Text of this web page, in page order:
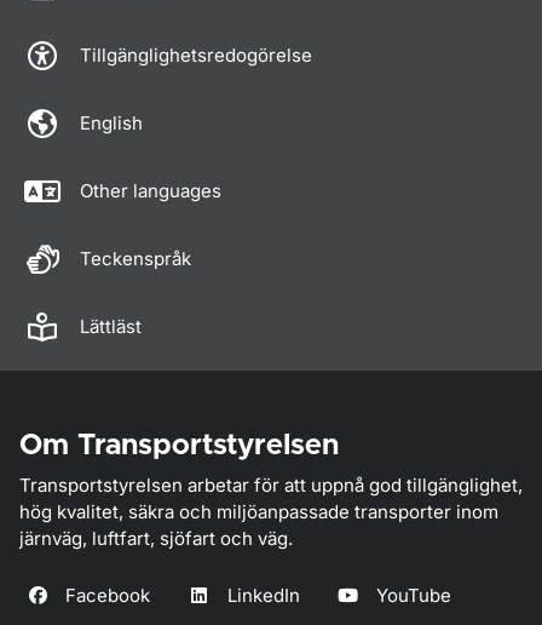
Tillgänglighetsredogörelse
English
Other languages
Teckenspråk
Lättläst
Om Transportstyrelsen
Transportstyrelsen arbetar för att uppnå god tillgänglighet,
hög kvalitet, säkra och miljöanpassade transporter inom
järnväg, luftfart, sjöfart och väg.
Facebook LinkedIn YouTube